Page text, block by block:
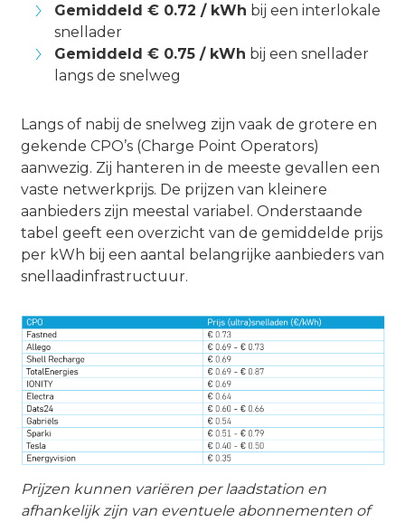
Gemiddeld € 0.72 / kWh bij een interlokale
snellader
Gemiddeld € 0.75 / kWh bij een snellader
langs de snelweg
Langs of nabij de snelweg zijn vaak de grotere en
gekende CPO’s (Charge Point Operators)
aanwezig. Zij hanteren in de meeste gevallen een
vaste netwerkprijs. De prijzen van kleinere
aanbieders zijn meestal variabel. Onderstaande
tabel geeft een overzicht van de gemiddelde prijs
per kWh bij een aantal belangrijke aanbieders van
snellaadinfrastructuur.
Prijzen kunnen variëren per laadstation en
afhankelijk zijn van eventuele abonnementen of